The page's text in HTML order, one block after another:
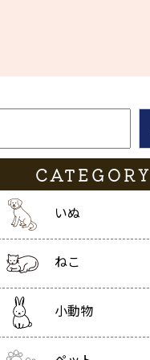
CATEGORY
いぬ
ねこ
小動物